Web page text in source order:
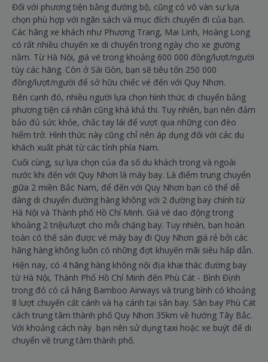
Đối với phương tiện bằng đường bộ, cũng có vô vàn sự lựa
chọn phù hợp với ngân sách và mục đích chuyến đi của bạn.
Các hãng xe khách như Phương Trang, Mai Linh, Hoàng Long
có rất nhiều chuyến xe di chuyển trong ngày cho xe giường
nằm. Từ Hà Nội, giá vé trong khoảng 600 000 đồng/lượt/người
tùy các hãng. Còn ở Sài Gòn, bạn sẽ tiêu tốn 250 000
đồng/lượt/người để sở hữu chiếc vé đến với Quy Nhơn.
Bên cạnh đó, nhiều người lựa chọn hình thức di chuyển bằng
phương tiện cá nhân cũng khá khả thi. Tuy nhiên, bạn nên đảm
bảo đủ sức khỏe, chắc tay lái để vượt qua những con đèo
hiểm trở. Hình thức này cũng chỉ nên áp dụng đối với các du
khách xuất phát từ các tỉnh phía Nam.
Cuối cùng, sự lựa chọn của đa số du khách trong và ngoài
nước khi đến với Quy Nhơn là máy bay. Là điểm trung chuyển
giữa 2 miền Bắc Nam, để đến với Quy Nhơn bạn có thể dễ
dàng di chuyển đường hàng không với 2 đường bay chính từ
Hà Nội và Thành phố Hồ Chí Minh. Giá vé dao động trong
khoảng 2 triệu/lượt cho mỗi chặng bay. Tuy nhiên, bạn hoàn
toàn có thể săn được vé máy bay đi Quy Nhơn giá rẻ bởi các
hãng hàng không luôn có những đợt khuyến mãi siêu hấp dẫn.
Hiện nay, có 4 hãng hàng không nội địa khai thác đường bay
từ Hà Nội, Thành Phố Hồ Chí Minh đến Phù Cát - Bình Định
trong đó có cả hãng Bamboo Airways và trung bình có khoảng
8 lượt chuyến cất cánh và hạ cánh tại sân bay. Sân bay Phù Cát
cách trung tâm thành phố Quy Nhơn 35km về hướng Tây Bắc.
Với khoảng cách này bạn nên sử dụng taxi hoặc xe buýt để di
chuyển về trung tâm thành phố.